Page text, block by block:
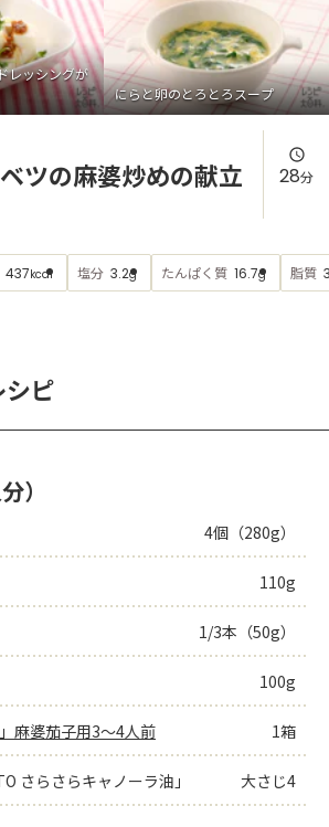
お問い合わせ
PARK とは
レッシングが
にらと卵のとろとろスープ
ツの麻婆炒めの献立 28分
437kcal 塩分 3.2g たんぱく質 16.7g 脂質
ピ
）
4個（280g）
110g
1/3本（50g）
100g
麻婆茄子用3～4人前 1箱
さらさらキャノーラ油」 大さじ4